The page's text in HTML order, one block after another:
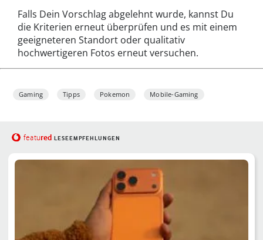
Falls Dein Vorschlag abgelehnt wurde, kannst Du
die Kriterien erneut überprüfen und es mit einem
geeigneteren Standort oder qualitativ
hochwertigeren Fotos erneut versuchen.
Gaming Tipps Pokemon Mobile-Gaming
featured LESEEMPFEHLUNGEN